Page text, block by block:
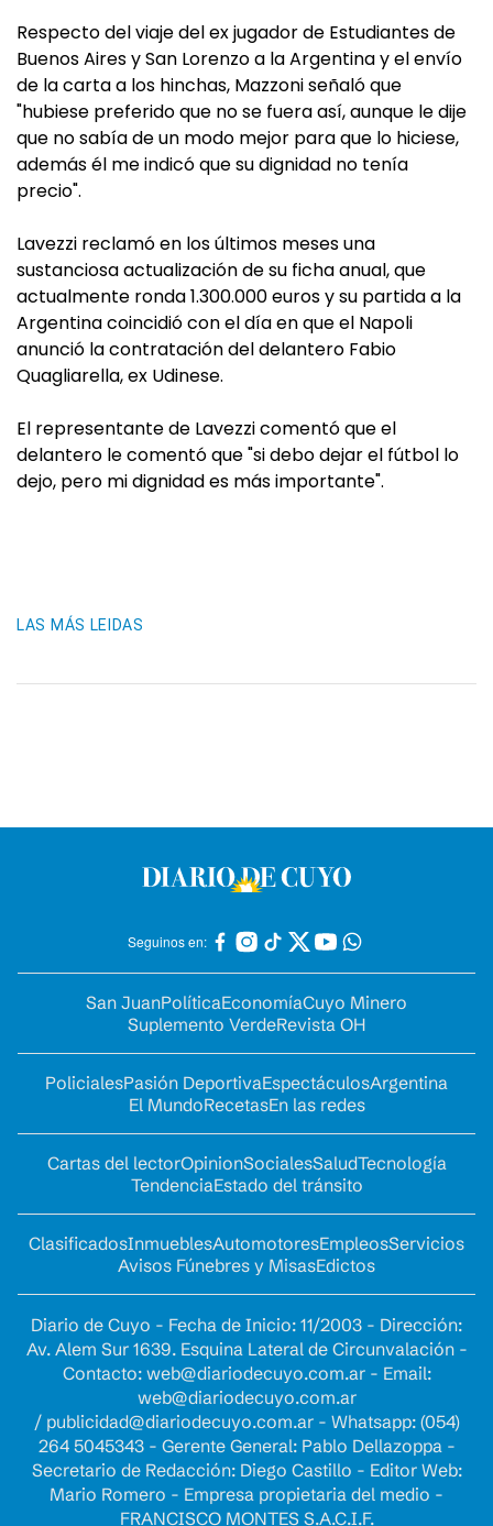
Respecto del viaje del ex jugador de Estudiantes de
Buenos Aires y San Lorenzo a la Argentina y el envío
de la carta a los hinchas, Mazzoni señaló que
"hubiese preferido que no se fuera así, aunque le dije
que no sabía de un modo mejor para que lo hiciese,
además él me indicó que su dignidad no tenía
precio".
Lavezzi reclamó en los últimos meses una
sustanciosa actualización de su ficha anual, que
actualmente ronda 1.300.000 euros y su partida a la
Argentina coincidió con el día en que el Napoli
anunció la contratación del delantero Fabio
Quagliarella, ex Udinese.
El representante de Lavezzi comentó que el
delantero le comentó que "si debo dejar el fútbol lo
dejo, pero mi dignidad es más importante".
LAS MÁS LEIDAS
Seguinos en:
San JuanPolíticaEconomíaCuyo Minero
Suplemento VerdeRevista OH
PolicialesPasión DeportivaEspectáculosArgentina
El MundoRecetasEn las redes
Cartas del lectorOpinionSocialesSaludTecnología
TendenciaEstado del tránsito
ClasificadosInmueblesAutomotoresEmpleosServicios
Avisos Fúnebres y MisasEdictos
Diario de Cuyo - Fecha de Inicio: 11/2003 - Dirección:
Av. Alem Sur 1639. Esquina Lateral de Circunvalación -
Contacto: web@diariodecuyo.com.ar- Email:
web@diariodecuyo.com.ar
/ publicidad@diariodecuyo.com.ar- Whatsapp: (054)
264 5045343 - Gerente General: Pablo Dellazoppa -
Secretario de Redacción: Diego Castillo - Editor Web:
Mario Romero - Empresa propietaria del medio -
FRANCISCO MONTES S.A.C.I.F.